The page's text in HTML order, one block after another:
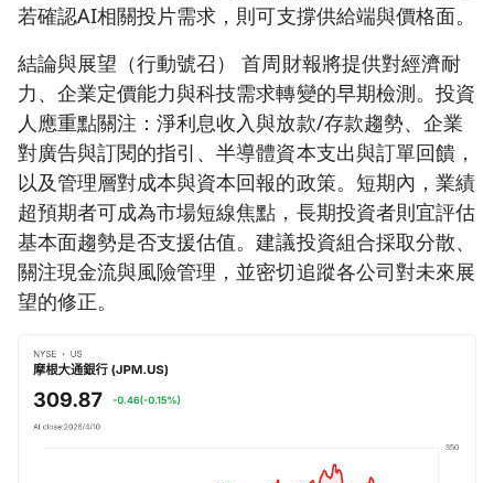
若確認AI相關投片需求，則可支撐供給端與價格面。
結論與展望（行動號召） 首周財報將提供對經濟耐
力、企業定價能力與科技需求轉變的早期檢測。投資
人應重點關注：淨利息收入與放款/存款趨勢、企業
對廣告與訂閱的指引、半導體資本支出與訂單回饋，
以及管理層對成本與資本回報的政策。短期內，業績
超預期者可成為市場短線焦點，長期投資者則宜評估
基本面趨勢是否支援估值。建議投資組合採取分散、
關注現金流與風險管理，並密切追蹤各公司對未來展
望的修正。